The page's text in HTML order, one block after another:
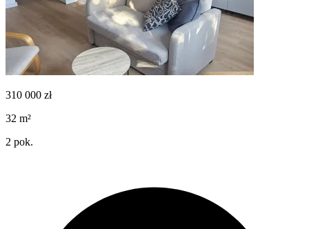
310 000 zł
32 m²
2 pok.